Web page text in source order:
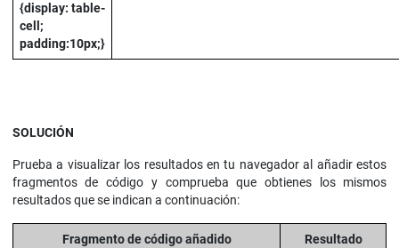
{display: table-
cell;
padding:10px;}
SOLUCIÓN
Prueba a visualizar los resultados en tu navegador al añadir estos
fragmentos de código y comprueba que obtienes los mismos
resultados que se indican a continuación:
Fragmento de código añadido Resultado